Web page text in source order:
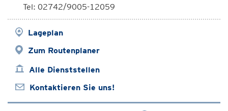
Tel: 02742/9005-12059
Lageplan
Zum Routenplaner
Alle Dienststellen
Kontaktieren Sie uns!